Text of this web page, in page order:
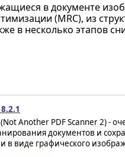
в документе
(MRC), из
в несколько этапов
(Not Another PDF Scanner 2) -
документов и
в виде графического